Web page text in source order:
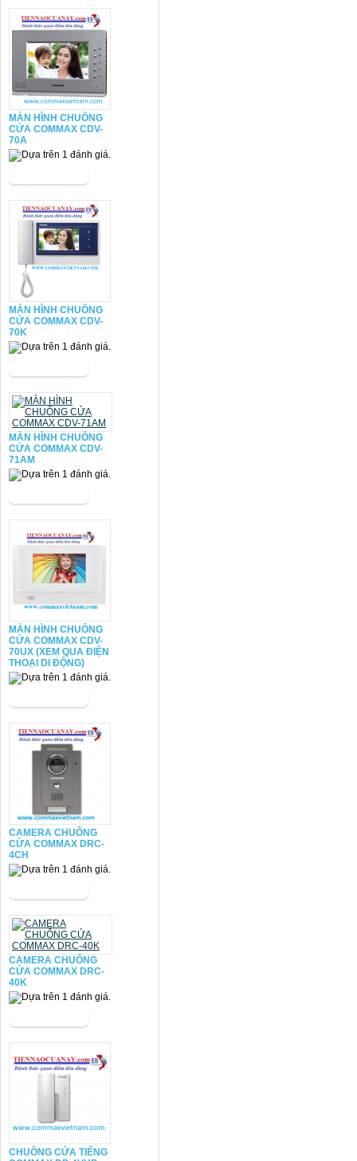
MÀN HÌNH CHUÔNG
CỬA COMMAX CDV-
70A
MÀN HÌNH CHUÔNG
CỬA COMMAX CDV-
70K
MÀN HÌNH CHUÔNG
CỬA COMMAX CDV-
71AM
MÀN HÌNH CHUÔNG
CỬA COMMAX CDV-
70UX (XEM QUA ĐIỆN
THOẠI DI ĐỘNG)
CAMERA CHUÔNG
CỬA COMMAX DRC-
4CH
CAMERA CHUÔNG
CỬA COMMAX DRC-
40K
CHUÔNG CỬA TIẾNG